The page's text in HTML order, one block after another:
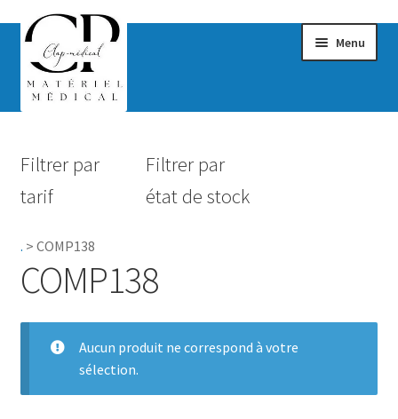
Menu
Hygiène
Accessoires Salle de bain
Filtrer par
tarif
Filtrer par
état de stock
. > COMP138
COMP138
Aucun produit ne correspond à votre
sélection.